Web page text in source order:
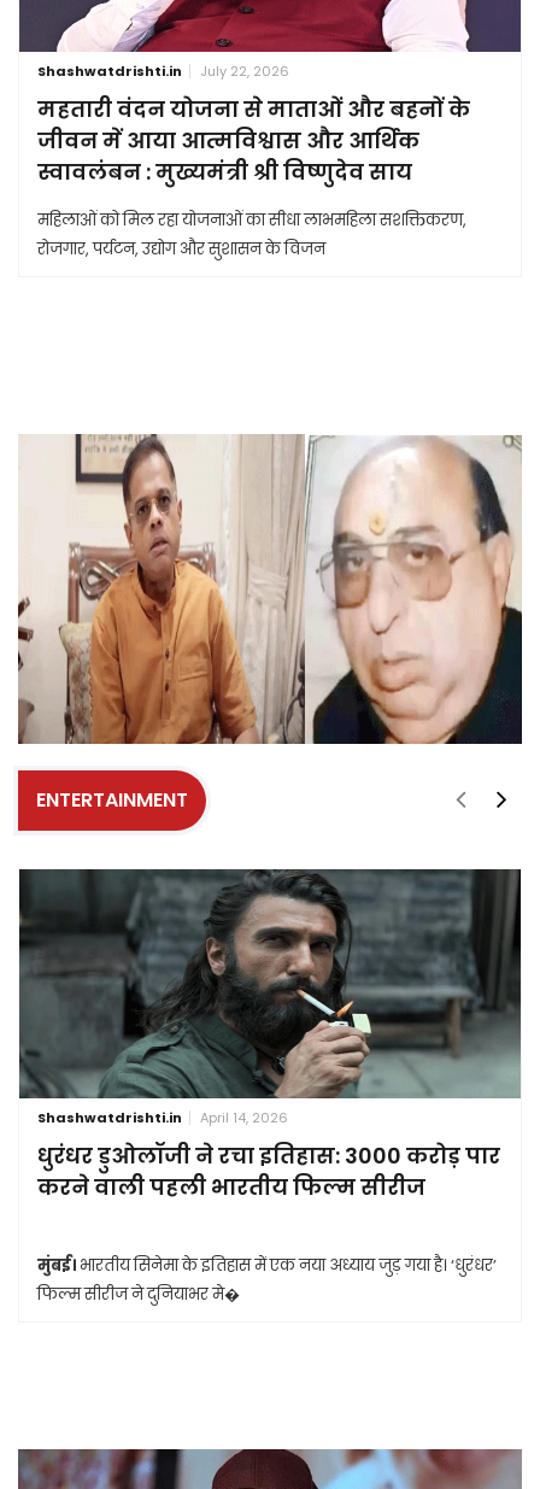
Shashwatdrishti.in July 22, 2026
महतारी वंदन योजना से माताओं और बहनों के
जीवन में आया आत्मविश्वास और आर्थिक
स्वावलंबन : मुख्यमंत्री श्री विष्णुदेव साय
महिलाओं को मिल रहा योजनाओं का सीधा लाभमहिला सशक्तिकरण,
रोजगार, पर्यटन, उद्योग और सुशासन के विजन
ENTERTAINMENT
Shashwatdrishti.in April 14, 2026
धुरंधर डुओलॉजी ने रचा इतिहास: 3000 करोड़ पार
करने वाली पहली भारतीय फिल्म सीरीज
मुंबई। भारतीय सिनेमा के इतिहास में एक नया अध्याय जुड़ गया है। ‘धुरंधर’
फिल्म सीरीज ने दुनियाभर मे�